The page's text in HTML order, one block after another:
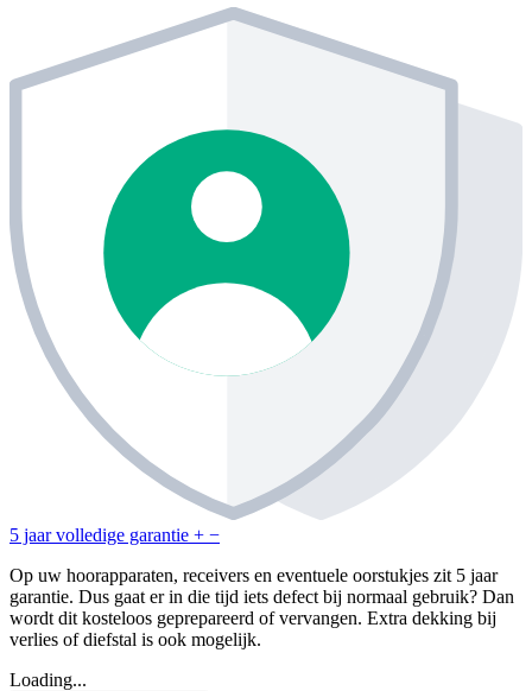
5 jaar volledige garantie + −
Op uw hoorapparaten, receivers en eventuele oorstukjes zit 5 jaar
garantie. Dus gaat er in die tijd iets defect bij normaal gebruik? Dan
wordt dit kosteloos geprepareerd of vervangen. Extra dekking bij
verlies of diefstal is ook mogelijk.
Loading...